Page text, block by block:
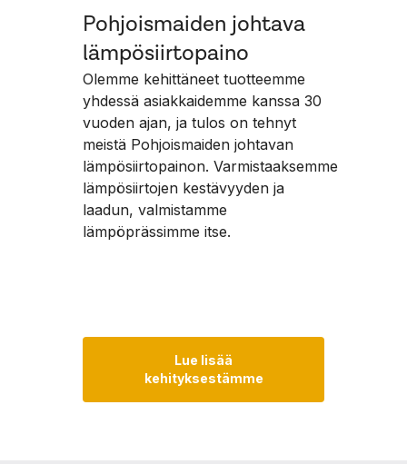
Pohjoismaiden johtava
lämpösiirtopaino
Olemme kehittäneet tuotteemme
yhdessä asiakkaidemme kanssa 30
vuoden ajan, ja tulos on tehnyt
meistä Pohjoismaiden johtavan
lämpösiirtopainon. Varmistaaksemme
lämpösiirtojen kestävyyden ja
laadun, valmistamme
lämpöprässimme itse.
Lue lisää
kehityksestämme